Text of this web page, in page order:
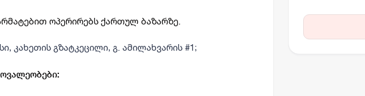
ოპერირებს ქართულ ბაზარზე.
კახეთის გზატკეცილი, გ. ამილახვარის #1;